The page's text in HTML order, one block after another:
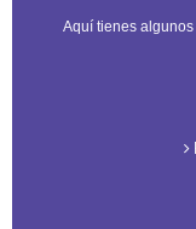
Aquí tienes